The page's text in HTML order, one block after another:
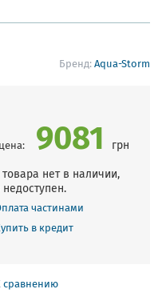
Бренд:Aqua-Storm
9081
грн
товара нет в наличии,
недоступен.
частинами
в кредит
сравнению